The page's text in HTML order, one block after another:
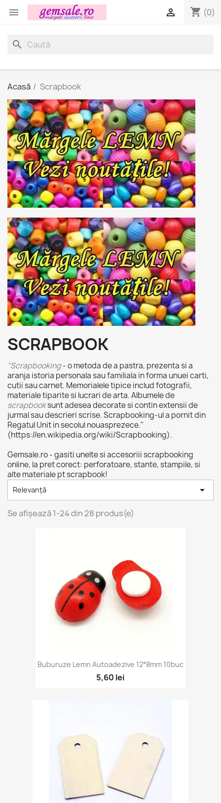
 shopping_cart (0)

search
Acasă Scrapbook
SCRAPBOOK
"Scrapbooking- o metoda de a pastra, prezenta si a
aranja istoria personala sau familiala in forma unuei carti,
cutii sau carnet. Memorialele tipice includ fotografii,
materiale tiparite si lucrari de arta. Albumele de
scrapbooksunt adesea decorate si contin extensii de
jurmal sau descrieri scrise. Scrapbooking-ul a pornit din
Regatul Unit in secolul nouasprezece."
(https://en.wikipedia.org/wiki/Scrapbooking).
Gemsale.ro - gasiti unelte si accesoriii scrapbooking
online, la pret corect: perforatoare, stante, stampile, si
alte materiale pt scrapbook!
Relevanță 
Se afișează 1-24 din 28 produs(e)
Buburuze Lemn Autoadezive 12*8mm 10buc
5,60 lei